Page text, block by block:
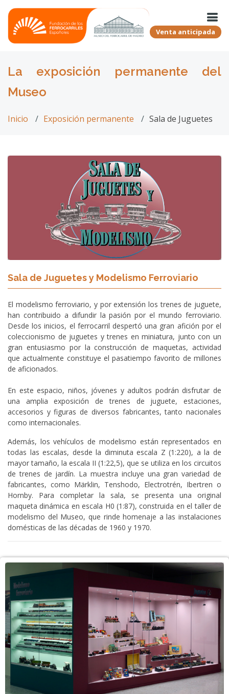
Venta anticipada
La exposición permanente del
Museo
Inicio Exposición permanente Sala de Juguetes
Sala de Juguetes y Modelismo Ferroviario
El modelismo ferroviario, y por extensión los trenes de juguete,
han contribuido a difundir la pasión por el mundo ferroviario.
Desde los inicios, el ferrocarril despertó una gran afición por el
coleccionismo de juguetes y trenes en miniatura, junto con un
gran entusiasmo por la construcción de maquetas, actividad
que actualmente constituye el pasatiempo favorito de millones
de aficionados.
En este espacio, niños, jóvenes y adultos podrán disfrutar de
una amplia exposición de trenes de juguete, estaciones,
accesorios y figuras de diversos fabricantes, tanto nacionales
como internacionales.
Además, los vehículos de modelismo están representados en
todas las escalas, desde la diminuta escala Z (1:220), a la de
mayor tamaño, la escala II (1:22,5), que se utiliza en los circuitos
de trenes de jardín. La muestra incluye una gran variedad de
fabricantes, como Märklin, Tenshodo, Electrotrén, Ibertren o
Hornby. Para completar la sala, se presenta una original
maqueta dinámica en escala H0 (1:87), construida en el taller de
modelismo del Museo, que rinde homenaje a las instalaciones
domésticas de las décadas de 1960 y 1970.